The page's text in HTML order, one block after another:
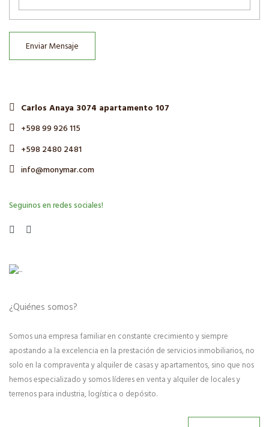
Enviar Mensaje
Carlos Anaya 3074 apartamento 107
+598 99 926 115
+598 2480 2481
info@monymar.com
Seguinos en redes sociales!
¿Quiénes somos?
Somos una empresa familiar en constante crecimiento y siempre
apostando a la excelencia en la prestación de servicios inmobiliarios, no
solo en la compraventa y alquiler de casas y apartamentos, sino que nos
hemos especializado y somos líderes en venta y alquiler de locales y
terrenos para industria, logística o depósito.